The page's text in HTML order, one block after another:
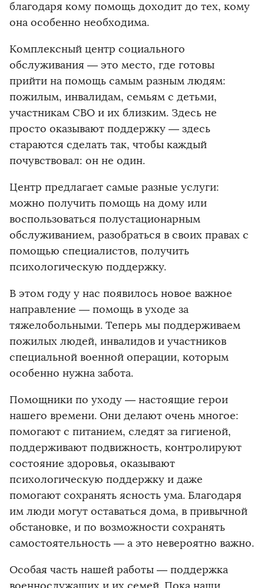
благодаря кому помощь доходит до тех, кому
она особенно необходима.
Комплексный центр социального
обслуживания — это место, где готовы
прийти на помощь самым разным людям:
пожилым, инвалидам, семьям с детьми,
участникам СВО и их близким. Здесь не
просто оказывают поддержку — здесь
стараются сделать так, чтобы каждый
почувствовал: он не один.
Центр предлагает самые разные услуги:
можно получить помощь на дому или
воспользоваться полустационарным
обслуживанием, разобраться в своих правах с
помощью специалистов, получить
психологическую поддержку.
В этом году у нас появилось новое важное
направление — помощь в уходе за
тяжелобольными. Теперь мы поддерживаем
пожилых людей, инвалидов и участников
специальной военной операции, которым
особенно нужна забота.
Помощники по уходу — настоящие герои
нашего времени. Они делают очень многое:
помогают с питанием, следят за гигиеной,
поддерживают подвижность, контролируют
состояние здоровья, оказывают
психологическую поддержку и даже
помогают сохранять ясность ума. Благодаря
им люди могут оставаться дома, в привычной
обстановке, и по возможности сохранять
самостоятельность — а это невероятно важно.
Особая часть нашей работы — поддержка